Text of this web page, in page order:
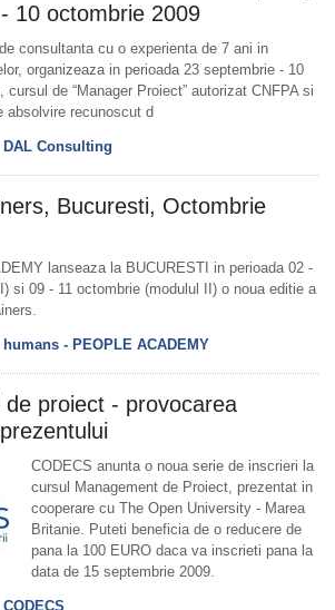
10 octombrie 2009
consultanta cu o experienta de 7 ani in
organizeaza in perioada 23 septembrie - 10
de “Manager Proiect” autorizat CNFPA si
recunoscut d
DAL Consulting
Bucuresti, Octombrie
lanseaza la BUCURESTI in perioada 02 -
si 09 - 11 octombrie (modulul II) o noua editie a
humans - PEOPLE ACADEMY
de proiect - provocarea
CODECS anunta o noua serie de inscrieri la
cursul Management de Proiect, prezentat in
cooperare cu The Open University - Marea
Britanie. Puteti beneficia de o reducere de
pana la 100 EURO daca va inscrieti pana la
data de 15 septembrie 2009.
CODECS